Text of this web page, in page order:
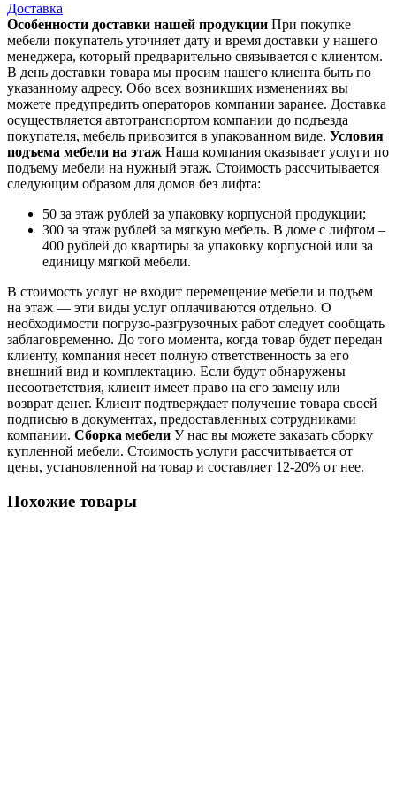
Доставка
Особенности доставки нашей продукции При покупке
мебели покупатель уточняет дату и время доставки у нашего
менеджера, который предварительно связывается с клиентом.
В день доставки товара мы просим нашего клиента быть по
указанному адресу. Обо всех возникших изменениях вы
можете предупредить операторов компании заранее. Доставка
осуществляется автотранспортом компании до подъезда
покупателя, мебель привозится в упакованном виде. Условия
подъема мебели на этаж Наша компания оказывает услуги по
подъему мебели на нужный этаж. Стоимость рассчитывается
следующим образом для домов без лифта:
50 за этаж рублей за упаковку корпусной продукции;
300 за этаж рублей за мягкую мебель. В доме с лифтом –
400 рублей до квартиры за упаковку корпусной или за
единицу мягкой мебели.
В стоимость услуг не входит перемещение мебели и подъем
на этаж — эти виды услуг оплачиваются отдельно. О
необходимости погрузо-разгрузочных работ следует сообщать
заблаговременно. До того момента, когда товар будет передан
клиенту, компания несет полную ответственность за его
внешний вид и комплектацию. Если будут обнаружены
несоответствия, клиент имеет право на его замену или
возврат денег. Клиент подтверждает получение товара своей
подписью в документах, предоставленных сотрудниками
компании. Сборка мебели У нас вы можете заказать сборку
купленной мебели. Стоимость услуги рассчитывается от
цены, установленной на товар и составляет 12-20% от нее.
Похожие товары